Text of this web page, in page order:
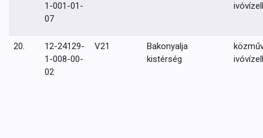
1-001-01-
07
20.
12-24129-
1-008-00-
02
V21
Bakonyalja
kistérség